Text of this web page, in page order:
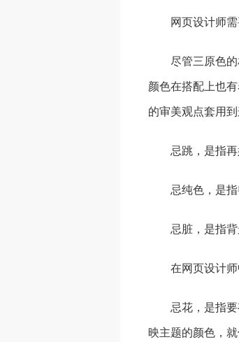
网页设计师
尽管三原色
颜色在搭配上也
的审美观点套用
忌跳，是指
忌纯色，是
忌脏，是指
在网页设计
忌花，是指
映主题的颜色，